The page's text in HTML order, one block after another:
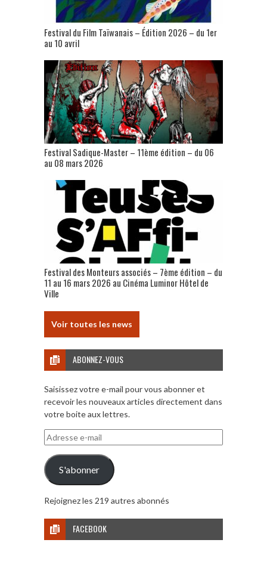
Festival du Film Taïwanais – Édition 2026 – du 1er
au 10 avril
Festival Sadique-Master – 11ème édition – du 06
au 08 mars 2026
Festival des Monteurs associés – 7ème édition – du
11 au 16 mars 2026 au Cinéma Luminor Hôtel de
Ville
Voir toutes les news
ABONNEZ-VOUS
Saisissez votre e-mail pour vous abonner et
recevoir les nouveaux articles directement dans
votre boite aux lettres.
Adresse
e-
mail
S'abonner
Rejoignez les 219 autres abonnés
FACEBOOK